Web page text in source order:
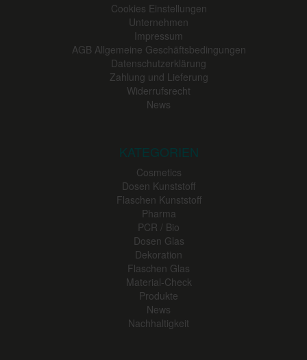
Cookies Einstellungen
Unternehmen
Impressum
AGB Allgemeine Geschäftsbedingungen
Datenschutzerklärung
Zahlung und Lieferung
Widerrufsrecht
News
KATEGORIEN
Cosmetics
Dosen Kunststoff
Flaschen Kunststoff
Pharma
PCR / Bio
Dosen Glas
Dekoration
Flaschen Glas
Material-Check
Produkte
News
Nachhaltigkeit